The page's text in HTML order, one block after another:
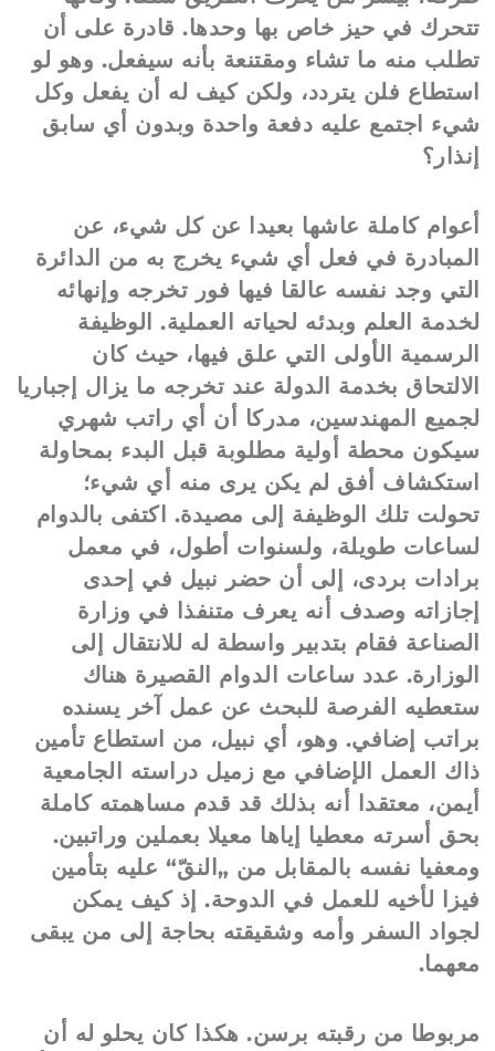
تتحرك في حيز خاص بها وحدها. قادرة على أن
تطلب منه ما تشاء ومقتنعة بأنه سيفعل. وهو لو
استطاع فلن يتردد، ولكن كيف له أن يفعل وكل
شيء اجتمع عليه دفعة واحدة وبدون أي سابق
إنذار؟
أعوام كاملة عاشها بعيدا عن كل شيء، عن
المبادرة في فعل أي شيء يخرج به من الدائرة
التي وجد نفسه عالقا فيها فور تخرجه وإنهائه
لخدمة العلم وبدئه لحياته العملية. الوظيفة
الرسمية الأولى التي علق فيها، حيث كان
الالتحاق بخدمة الدولة عند تخرجه ما يزال إجباريا
لجميع المهندسين، مدركا أن أي راتب شهري
سيكون محطة أولية مطلوبة قبل البدء بمحاولة
استكشاف أفق لم يكن يرى منه أي شيء؛
تحولت تلك الوظيفة إلى مصيدة. اكتفى بالدوام
لساعات طويلة، ولسنوات أطول، في معمل
برادات بردى، إلى أن حضر نبيل في إحدى
إجازاته وصدف أنه يعرف متنفذا في وزارة
الصناعة فقام بتدبير واسطة له للانتقال إلى
الوزارة. عدد ساعات الدوام القصيرة هناك
ستعطيه الفرصة للبحث عن عمل آخر يسنده
براتب إضافي. وهو، أي نبيل، من استطاع تأمين
ذاك العمل الإضافي مع زميل دراسته الجامعية
أيمن، معتقدا أنه بذلك قد قدم مساهمته كاملة
بحق أسرته معطيا إياها معيلا بعملين وراتبين.
ومعفيا نفسه بالمقابل من „النقّ“ عليه بتأمين
فيزا لأخيه للعمل في الدوحة. إذ كيف يمكن
لجواد السفر وأمه وشقيقته بحاجة إلى من يبقى
معهما.
مربوطا من رقبته برسن. هكذا كان يحلو له أن